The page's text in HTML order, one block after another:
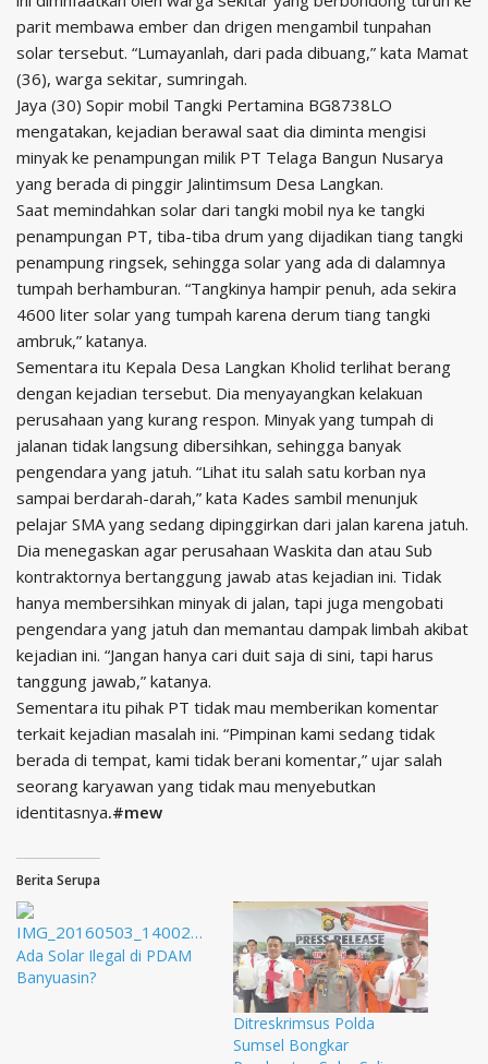
parit membawa ember dan drigen mengambil tunpahan
solar tersebut. “Lumayanlah, dari pada dibuang,” kata Mamat
(36), warga sekitar, sumringah.
Jaya (30) Sopir mobil Tangki Pertamina BG8738LO
mengatakan, kejadian berawal saat dia diminta mengisi
minyak ke penampungan milik PT Telaga Bangun Nusarya
yang berada di pinggir Jalintimsum Desa Langkan.
Saat memindahkan solar dari tangki mobil nya ke tangki
penampungan PT, tiba-tiba drum yang dijadikan tiang tangki
penampung ringsek, sehingga solar yang ada di dalamnya
tumpah berhamburan. “Tangkinya hampir penuh, ada sekira
4600 liter solar yang tumpah karena derum tiang tangki
ambruk,” katanya.
Sementara itu Kepala Desa Langkan Kholid terlihat berang
dengan kejadian tersebut. Dia menyayangkan kelakuan
perusahaan yang kurang respon. Minyak yang tumpah di
jalanan tidak langsung dibersihkan, sehingga banyak
pengendara yang jatuh. “Lihat itu salah satu korban nya
sampai berdarah-darah,” kata Kades sambil menunjuk
pelajar SMA yang sedang dipinggirkan dari jalan karena jatuh.
Dia menegaskan agar perusahaan Waskita dan atau Sub
kontraktornya bertanggung jawab atas kejadian ini. Tidak
hanya membersihkan minyak di jalan, tapi juga mengobati
pengendara yang jatuh dan memantau dampak limbah akibat
kejadian ini. “Jangan hanya cari duit saja di sini, tapi harus
tanggung jawab,” katanya.
Sementara itu pihak PT tidak mau memberikan komentar
terkait kejadian masalah ini. “Pimpinan kami sedang tidak
berada di tempat, kami tidak berani komentar,” ujar salah
seorang karyawan yang tidak mau menyebutkan
identitasnya.#mew
Berita Serupa
Ada Solar Ilegal di PDAM
Banyuasin?
Ditreskrimsus Polda
Sumsel Bongkar